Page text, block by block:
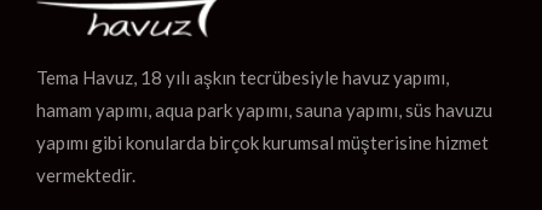
Tema Havuz, 18 yılı aşkın tecrübesiyle havuz yapımı,
hamam yapımı, aqua park yapımı, sauna yapımı, süs havuzu
yapımı gibi konularda birçok kurumsal müşterisine hizmet
vermektedir.